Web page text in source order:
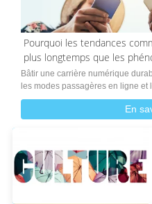
Pourquoi les tendances
plus longtemps que les
Bâtir une carrière numérique
les modes passagères en ligne et
En